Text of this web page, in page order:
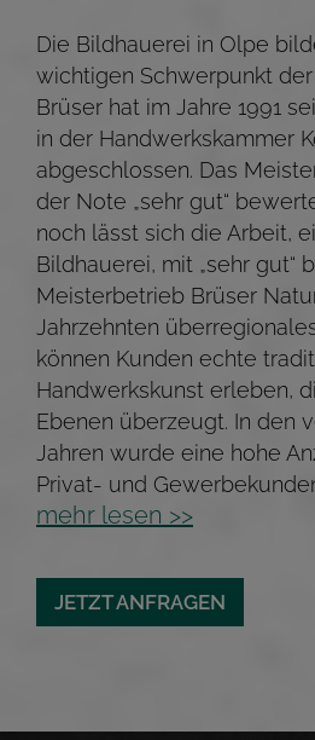
Die Bildhauerei in Olpe
wichtigen Schwerpunkt der
Brüser hat im Jahre 1991
in der Handwerkskammer
abgeschlossen. Das
der Note „sehr gut“
noch lässt sich die Arbeit,
Bildhauerei, mit „sehr gut“
Meisterbetrieb Brüser
Jahrzehnten
können Kunden echte
Handwerkskunst erleben,
Ebenen überzeugt. In den
Jahren wurde eine hohe
Privat- und
mehr lesen >>
JETZT ANFRAGEN